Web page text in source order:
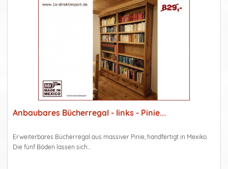
Anbaubares Bücherregal - links - Pinie...
Erweiterbares Bücherregal aus massiver Pinie, handfertigt in Mexiko.
Die fünf Böden lassen sich...